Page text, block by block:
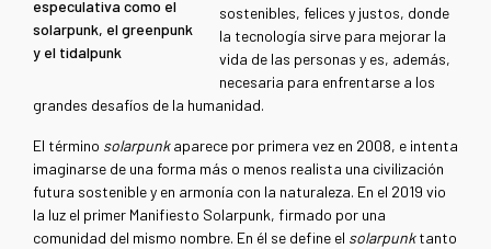
especulativa como el
solarpunk, el greenpunk
y el tidalpunk
sostenibles, felices y justos, donde
la tecnología sirve para mejorar la
vida de las personas y es, además,
necesaria para enfrentarse a los
grandes desafíos de la humanidad.
El término solarpunkaparece por primera vez en 2008, e intenta
imaginarse de una forma más o menos realista una civilización
futura sostenible y en armonía con la naturaleza. En el 2019 vio
la luz el primer Manifiesto Solarpunk, firmado por una
comunidad del mismo nombre. En él se define el solarpunktanto